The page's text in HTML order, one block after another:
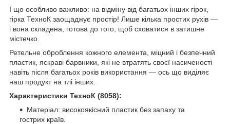
І що особливо важливо: на відміну від багатьох інших гірок,
гірка ТехноК заощаджує простір! Лише кілька простих рухів —
і вона складена, готова до того, щоб сховатися в затишне
містечко.
Ретельне оброблення кожного елемента, міцний і безпечний
пластик, яскраві барвники, які не втратять своєї насиченості
навіть після багатьох років використання — ось що виділяє
наш продукт на тлі інших.
Характеристики ТехноК (8058):
Матеріал: високоякісний пластик без запаху та
гострих країв.